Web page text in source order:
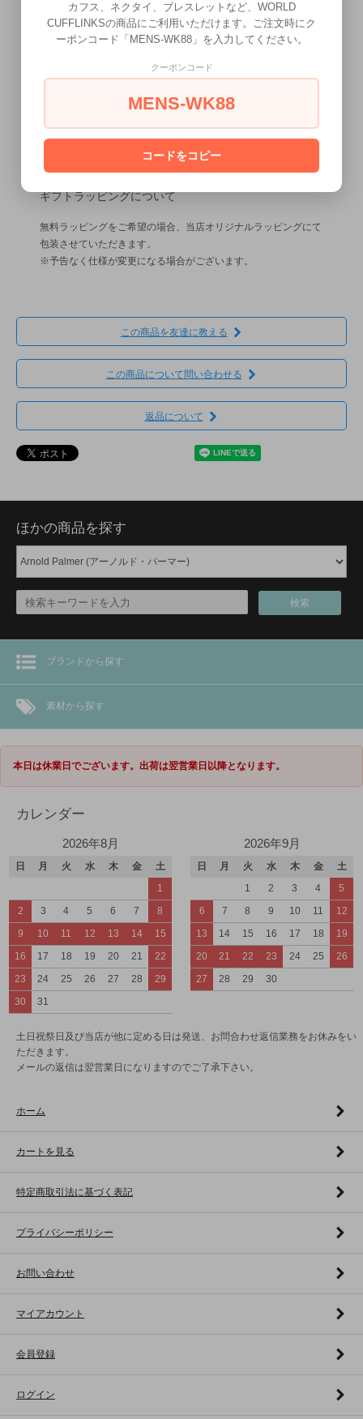
ギフトラッピングについて
無料ラッピングをご希望の場合、当店オリジナルラッピングにて
包装させていただきます。
※予告なく仕様が変更になる場合がございます。
この商品を友達に教える
この商品について問い合わせる
返品について
ほかの商品を探す
検索
ブランドから探す
素材から探す
本日は休業日でございます。出荷は翌営業日以降となります。
カレンダー
2026年8月
日 月 火 水 木 金
土
1
2
3 4 5 6 7
8
9
10 11 12 13 14
15
16
17 18 19 20 21
22
23
24 25 26 27 28
29
30
31
2026年9月
日 月 火 水 木 金
土
1
2 3 4
5
6
7 8 9 10 11
12
13
14 15 16 17 18
19
20
21 22 23 24 25
26
27
28 29 30
土日祝祭日及び当店が他に定める日は発送、お問合わせ返信業務をお休みをい
ただきます。
メールの返信は翌営業日になりますのでご了承下さい。
ホーム
カートを見る
特定商取引法に基づく表記
プライバシーポリシー
お問い合わせ
マイアカウント
会員登録
ログイン
カフス、ネクタイ、ブレスレットなど、WORLD
CUFFLINKSの商品にご利用いただけます。ご注文時にク
ーポンコード「MENS-WK88」を入力してください。
クーポンコード
MENS-WK88
コードをコピー